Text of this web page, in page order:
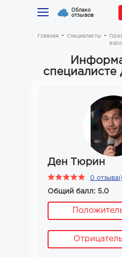
Облако
отзывов
Главная Специалисты
Ден Тюрин
0
Общий балл: 5.0